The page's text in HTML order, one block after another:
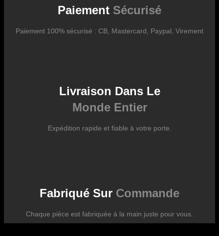
des fluctuations tarifaires des transporteurs internationaux.
Paiement Sécurisé
Paiement 100% sécurisé : CB, Mastercard, Paypal, Virement
Livraison Dans Le
Monde Entier
Expédition rapide et fiable à votre porte.
Fabriqué Sur Commande
Chaque pièce est fabriquée à la main juste pour vous.